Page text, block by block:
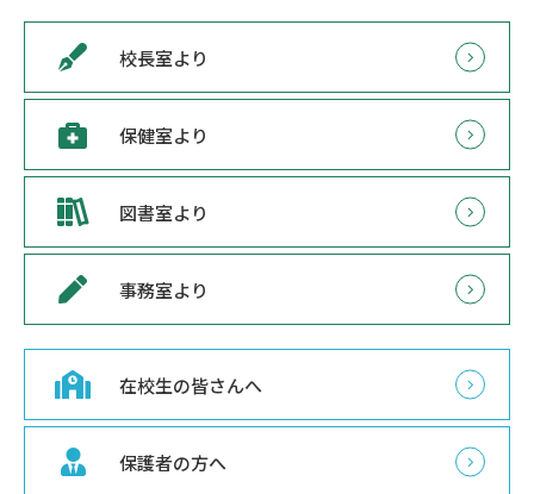
校長室より
保健室より
図書室より
事務室より
在校生の皆さんへ
保護者の方へ